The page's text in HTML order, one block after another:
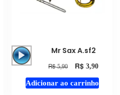
Tocador
áudio
Mr Sax A.sf2
R$5,90 R$ 3,90
Adicionar ao carrinho